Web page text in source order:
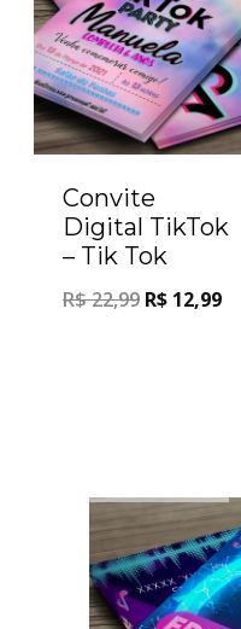
Convite
Digital TikTok
– Tik Tok
R$22,99 R$ 12,99